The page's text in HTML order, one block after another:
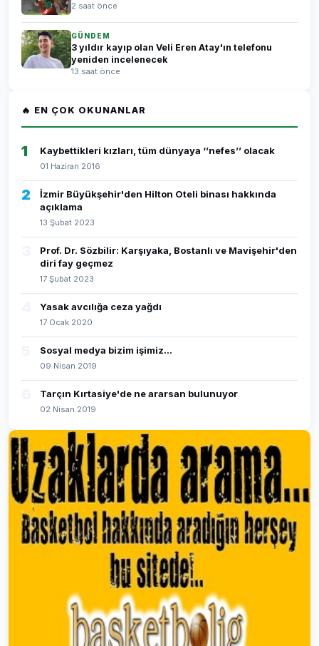
2 saat önce
GÜNDEM
3 yıldır kayıp olan Veli Eren Atay'ın telefonu
yeniden incelenecek
13 saat önce
🔥 EN ÇOK OKUNANLAR
1 Kaybettikleri kızları, tüm dünyaya ‘’nefes’’ olacak
01 Haziran 2016
2
İzmir Büyükşehir'den Hilton Oteli binası hakkında
açıklama
13 Şubat 2023
Prof. Dr. Sözbilir: Karşıyaka, Bostanlı ve Mavişehir'den
diri fay geçmez
17 Şubat 2023
Yasak avcılığa ceza yağdı
17 Ocak 2020
Sosyal medya bizim işimiz...
09 Nisan 2019
Tarçın Kırtasiye'de ne ararsan bulunuyor
02 Nisan 2019